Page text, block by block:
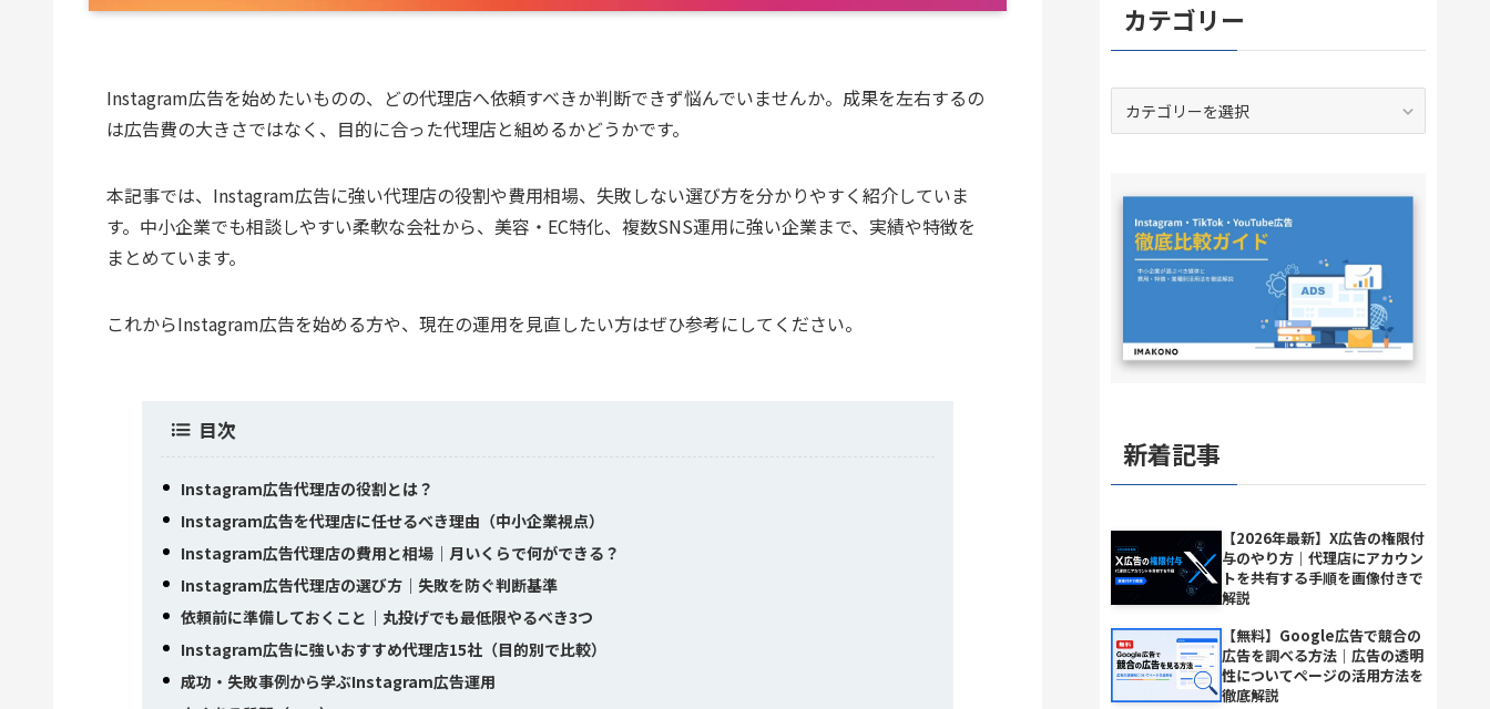
Instagram広告を始めたいものの、どの代理店へ依頼すべきか判断できず悩んでいませんか。成果を左右するの
は広告費の大きさではなく、目的に合った代理店と組めるかどうかです。
本記事では、Instagram広告に強い代理店の役割や費用相場、失敗しない選び方を分かりやすく紹介していま
す。中小企業でも相談しやすい柔軟な会社から、美容・EC特化、複数SNS運用に強い企業まで、実績や特徴を
まとめています。
これからInstagram広告を始める方や、現在の運用を見直したい方はぜひ参考にしてください。
目次
Instagram広告代理店の役割とは？
Instagram広告を代理店に任せるべき理由（中小企業視点）
Instagram広告代理店の費用と相場｜月いくらで何ができる？
Instagram広告代理店の選び方｜失敗を防ぐ判断基準
依頼前に準備しておくこと｜丸投げでも最低限やるべき3つ
Instagram広告に強いおすすめ代理店15社（目的別で比較）
成功・失敗事例から学ぶInstagram広告運用
カテゴリー
ー
新着記事
【2026年最新】X広告の権限付
与のやり方｜代理店にアカウン
トを共有する手順を画像付きで
解説
【無料】Google広告で競合の
広告を調べる方法｜広告の透明
性についてページの活用方法を
徹底解説